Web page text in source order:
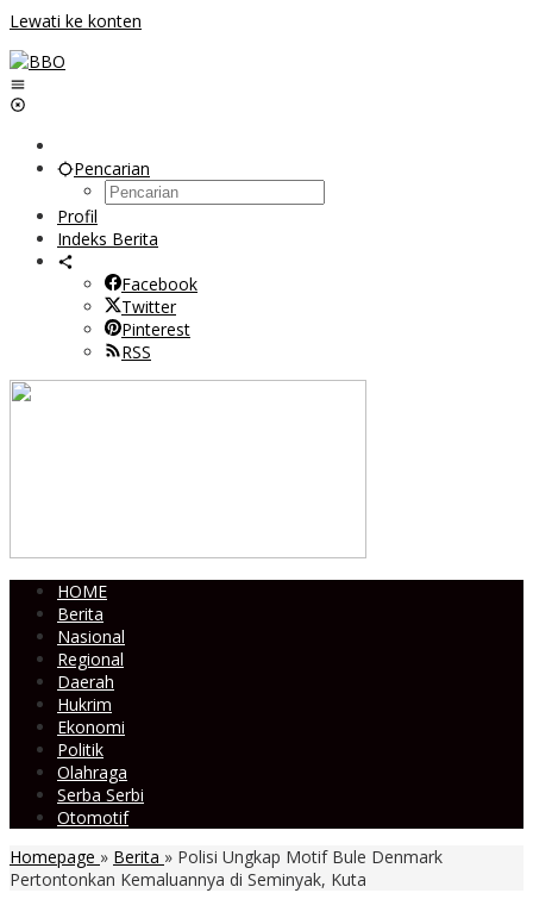
Lewati ke konten
Pencarian
Profil
Indeks Berita
Facebook
Twitter
Pinterest
RSS
HOME
Berita
Nasional
Regional
Daerah
Hukrim
Ekonomi
Politik
Olahraga
Serba Serbi
Otomotif
Homepage » Berita » Polisi Ungkap Motif Bule Denmark
Pertontonkan Kemaluannya di Seminyak, Kuta